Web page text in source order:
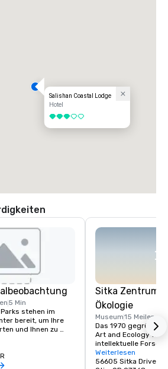
Salishan Coastal Lodge
Hotel
3 von 5
5 Min
stehen im
bereit, um Ihre
und Ihnen zu
Das
Ufermauer in der
und ist ein
zu beobachten,
Sitka Zentrum
Ökologie
Museum15 Meilen
Das 1970
Art and Ecology
intellektuelle
Indem es anderen
kreatives Kernselbst
Weiterlesen
56605 Sitka Drive